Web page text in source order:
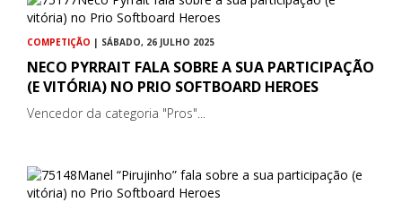
COMPETIÇÃO | SÁBADO, 26 JULHO 2025
NECO PYRRAIT FALA SOBRE A SUA PARTICIPAÇÃO
(E VITÓRIA) NO PRIO SOFTBOARD HEROES
Vencedor da categoria "Pros"...